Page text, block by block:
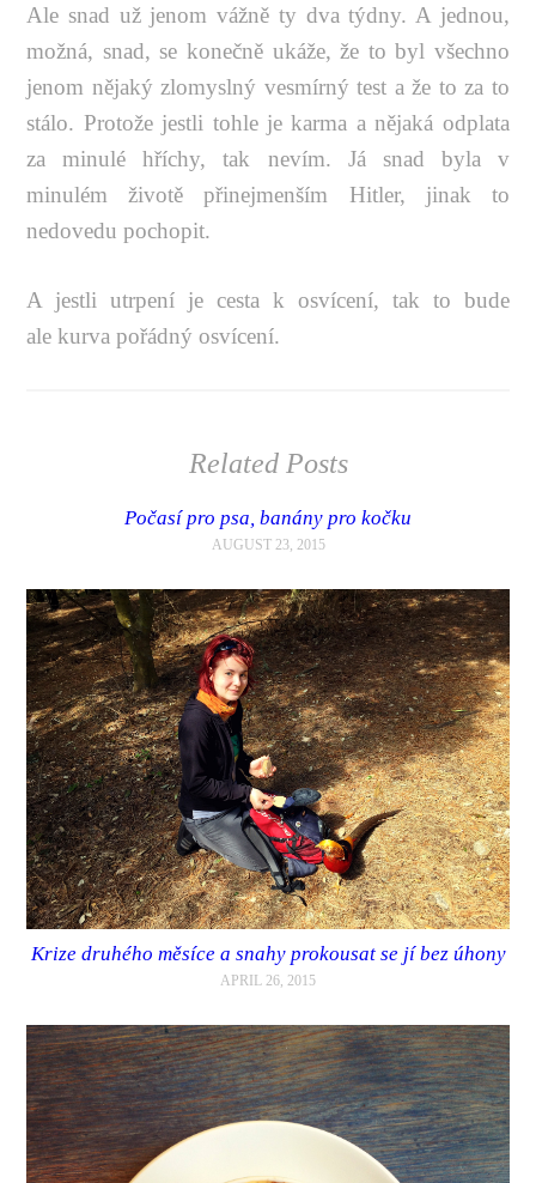
Ale snad už jenom vážně ty dva týdny. A jednou,
možná, snad, se konečně ukáže, že to byl všechno
jenom nějaký zlomyslný vesmírný test a že to za to
stálo. Protože jestli tohle je karma a nějaká odplata
za minulé hříchy, tak nevím. Já snad byla v
minulém životě přinejmenším Hitler, jinak to
nedovedu pochopit.
A jestli utrpení je cesta k osvícení, tak to bude
ale kurva pořádný osvícení.
Related Posts
Počasí pro psa, banány pro kočku
AUGUST 23, 2015
Krize druhého měsíce a snahy prokousat se jí bez úhony
APRIL 26, 2015